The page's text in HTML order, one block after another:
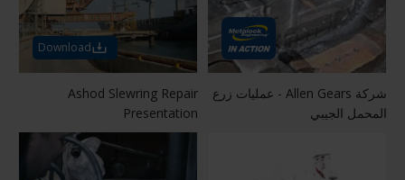
شركة Allen Gears - عمليات زرع
المحمل الجيبي
Download
Ashod Slewring Repair
Presentation